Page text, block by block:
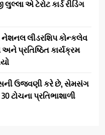
એ ટેરોટ કાર્ડ રીડિંગ
નેશનલ લીડરશિપ કોન્કલેવ
પ્રતિષ્ઠિત કાર્યક્રમ
ઉજવણી કરે છે, સેમસંગ
ટોચના પ્રતિભાશાળી